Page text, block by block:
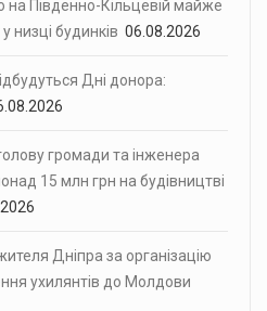
на Південно-Кільцевій майже
низці будинків 06.08.2026
Дні донора:
громади та інженера
15 млн грн на будівництві
Дніпра за організацію
ухилянтів до Молдови